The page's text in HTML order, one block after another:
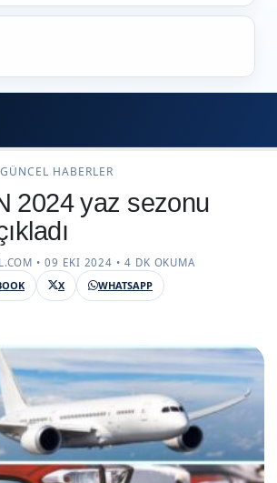
HABERLER
2024 yaz sezonu
• 09 EKI 2024 • 4 DK OKUMA
X WHATSAPP